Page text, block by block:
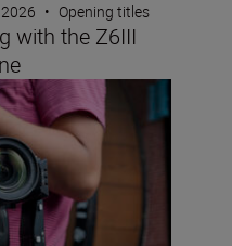
• Opening titles
with the Z6III
ZR